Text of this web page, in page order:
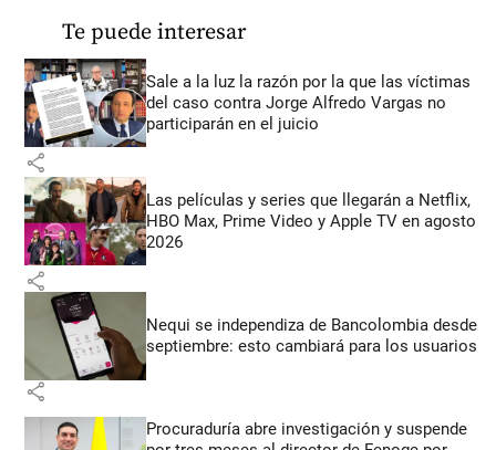
Te puede interesar
Sale a la luz la razón por la que las víctimas
del caso contra Jorge Alfredo Vargas no
participarán en el juicio
share
Las películas y series que llegarán a Netflix,
HBO Max, Prime Video y Apple TV en agosto
2026
share
Nequi se independiza de Bancolombia desde
septiembre: esto cambiará para los usuarios
share
Procuraduría abre investigación y suspende